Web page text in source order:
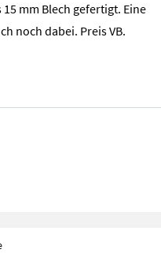
mm Blech gefertigt. Eine
noch dabei. Preis VB.